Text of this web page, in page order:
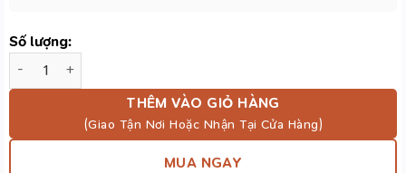
Số lượng:
Bộ Cờ Vua Sang Trọng Phong Cách Châu Âu WM-CS001 Cao
THÊM VÀO GIỎ HÀNG
MUA NGAY